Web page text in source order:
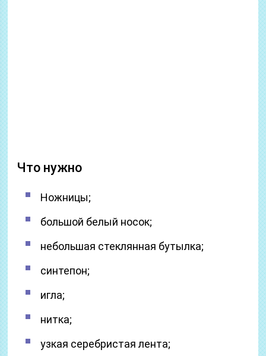
Что нужно
Ножницы;
большой белый носок;
небольшая стеклянная бутылка;
синтепон;
игла;
нитка;
узкая серебристая лента;